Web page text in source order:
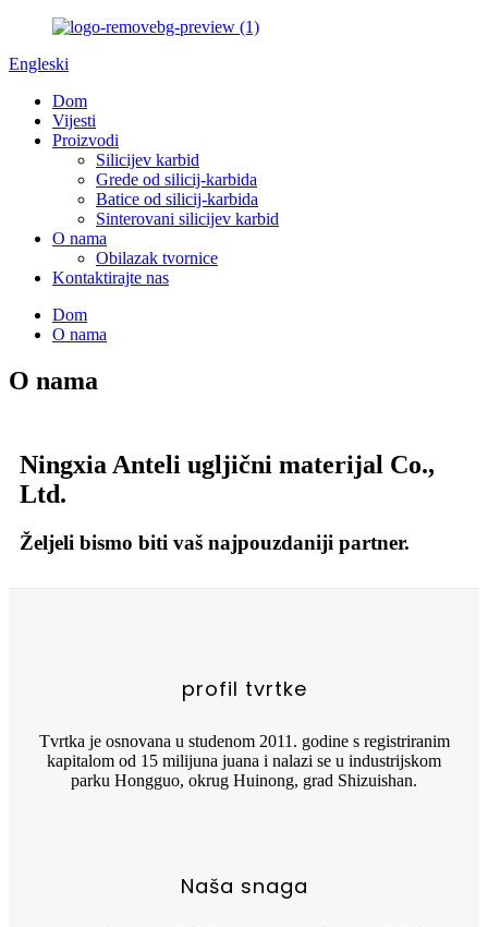
Engleski
Dom
Vijesti
Proizvodi
Silicijev karbid
Grede od silicij-karbida
Batice od silicij-karbida
Sinterovani silicijev karbid
O nama
Obilazak tvornice
Kontaktirajte nas
Dom
O nama
O nama
Ningxia Anteli ugljični materijal Co.,
Ltd.
Željeli bismo biti vaš najpouzdaniji partner.
profil tvrtke
Tvrtka je osnovana u studenom 2011. godine s registriranim
kapitalom od 15 milijuna juana i nalazi se u industrijskom
parku Hongguo, okrug Huinong, grad Shizuishan.
Naša snaga